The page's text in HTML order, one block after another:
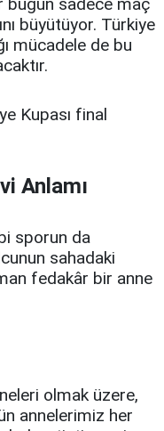
büyütüyor. Türkiye
mücadele de bu
Kupası final
Anlamı
sporun da
sahadaki
fedakâr bir anne
olmak üzere,
annelerimiz her